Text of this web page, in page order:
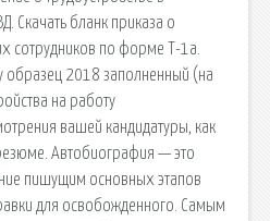
Скачать бланк приказа о
сотрудников по форме Т-1а.
образец 2018 заполненный (на
на работу
вашей кандидатуры, как
Автобиография — это
пишущим основных этапов
для освобожденного. Самым